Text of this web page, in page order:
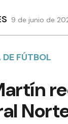
9 de junio de
DE FÚTBOL